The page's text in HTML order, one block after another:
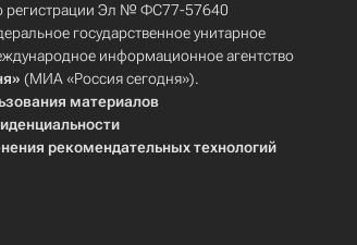
регистрации Эл № ФС77-57640
государственное унитарное
информационное агентство
(МИА «Россия сегодня»).
материалов
рекомендательных технологий